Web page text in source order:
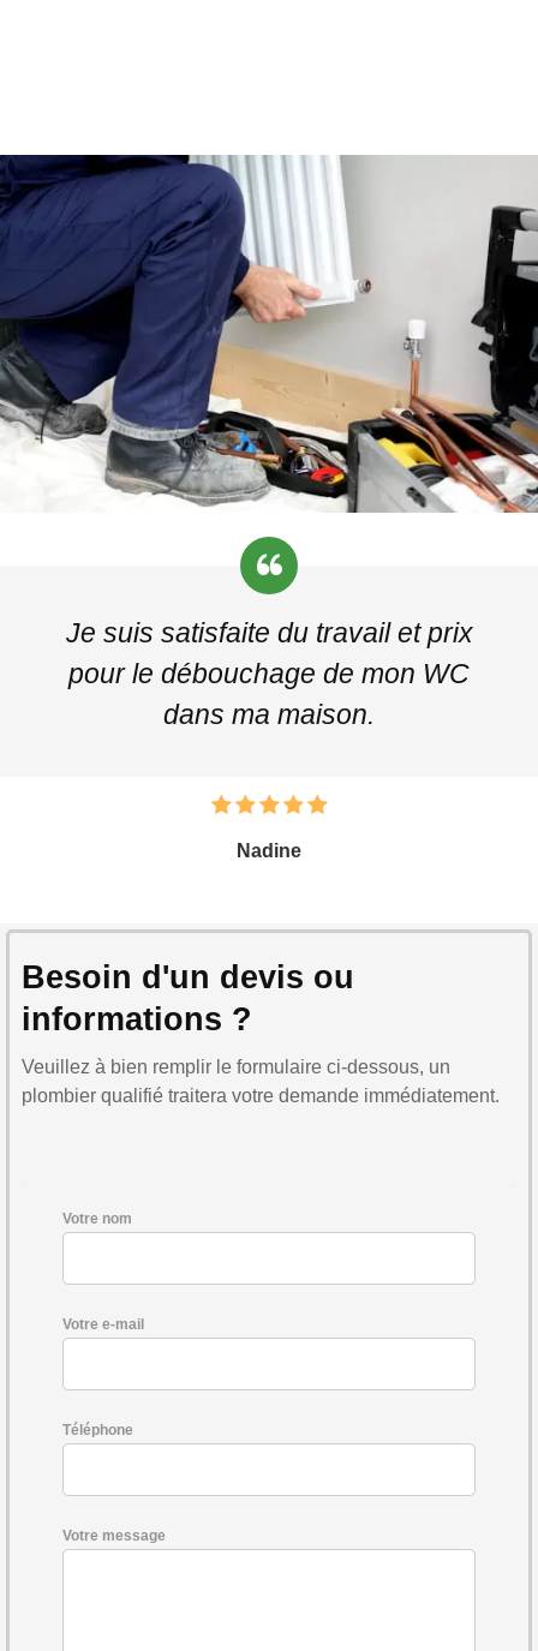
Je suis satisfaite du travail et prix
pour le débouchage de mon WC
dans ma maison.
Nadine
Besoin d'un devis ou
informations ?
Veuillez à bien remplir le formulaire ci-dessous, un
plombier qualifié traitera votre demande immédiatement.
Votre nom
Votre e-mail
Téléphone
Votre message